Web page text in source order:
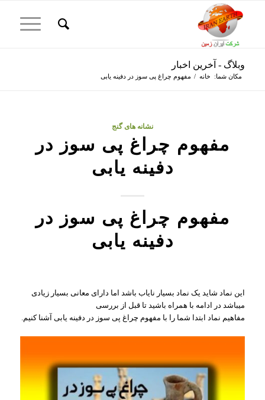
وبلاگ - آخرین اخبار
مکان شما: خانه / مفهوم چراغ پی سوز در دفینه یابی
نشانه های گنج
مفهوم چراغ پی سوز در
دفینه یابی
مفهوم چراغ پی سوز در
دفینه یابی
این نماد شاید یک نماد بسیار نایاب باشد اما دارای معانی بسیار زیادی
میباشد در ادامه با همراه باشید تا قبل از بررسی
مفاهیم نماد ابتدا شما را با مفهوم چراغ پی سوز در دفینه یابی آشنا کنیم.